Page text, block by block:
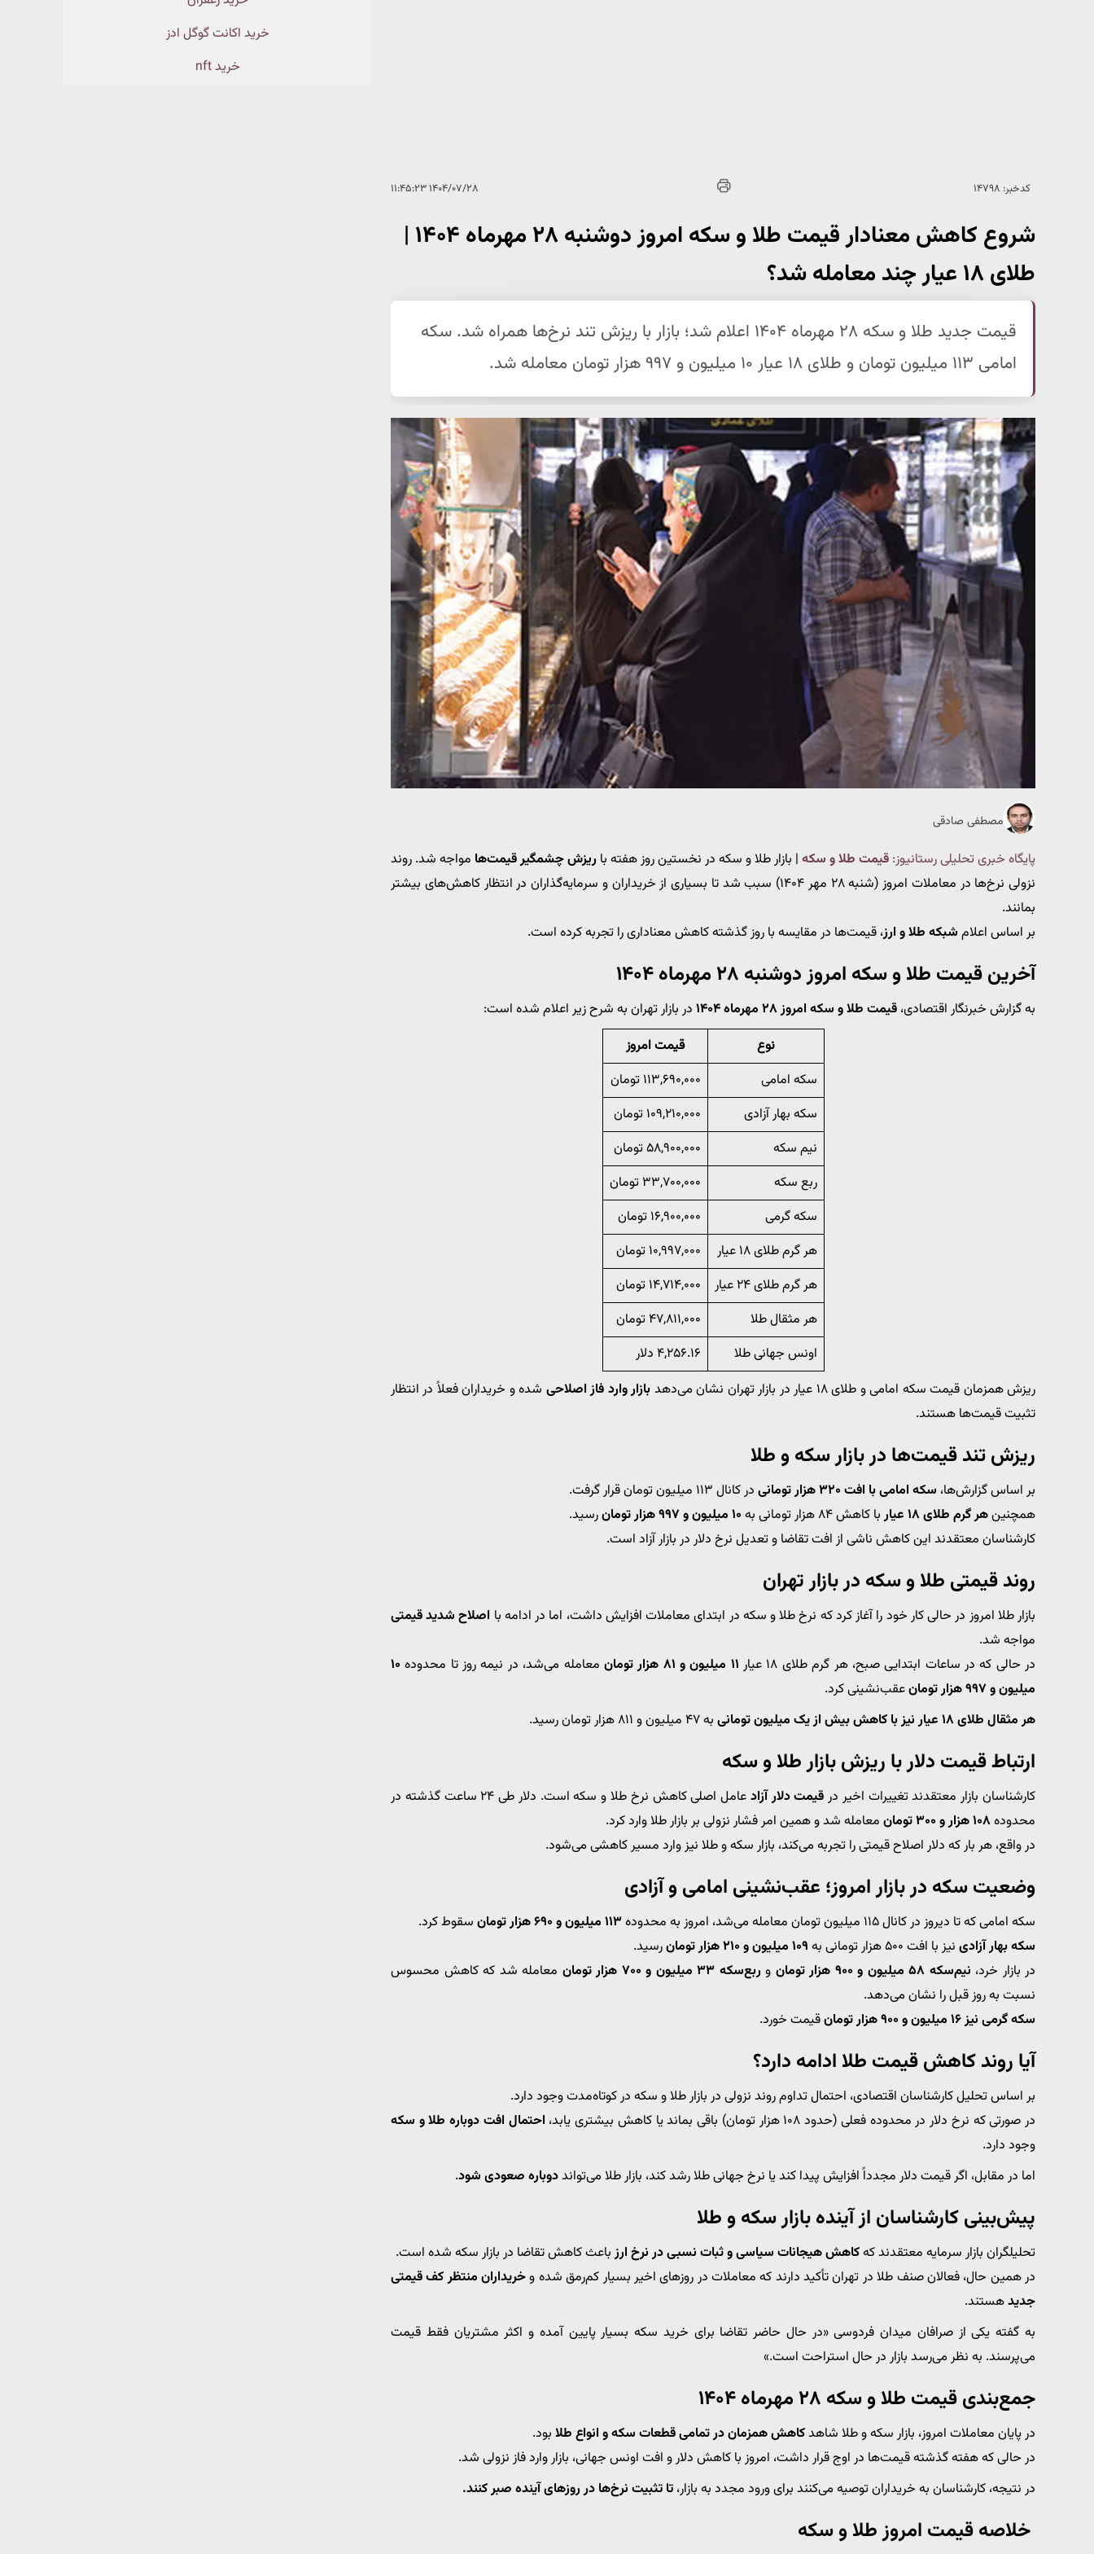
کدخبر: ۱۴۷۹۸ ۱۴۰۴/۰۷/۲۸ ۱۱:۴۵:۲۳
شروع کاهش معنادار قیمت طلا و سکه امروز دوشنبه ۲۸ مهرماه ۱۴۰۴ |
طلای ۱۸ عیار چند معامله شد؟
قیمت جدید طلا و سکه ۲۸ مهرماه ۱۴۰۴ اعلام شد؛ بازار با ریزش تند نرخ‌ها همراه شد. سکه
امامی ۱۱۳ میلیون تومان و طلای ۱۸ عیار ۱۰ میلیون و ۹۹۷ هزار تومان معامله شد.
مصطفی صادقی
پایگاه خبری تحلیلی رستانیوز: قیمت طلا و سکه | بازار طلا و سکه در نخستین روز هفته با ریزش چشمگیر قیمت‌ها مواجه شد. روند
نزولی نرخ‌ها در معاملات امروز (شنبه ۲۸ مهر ۱۴۰۴) سبب شد تا بسیاری از خریداران و سرمایه‌گذاران در انتظار کاهش‌های بیشتر
بمانند.
بر اساس اعلام شبکه طلا و ارز، قیمت‌ها در مقایسه با روز گذشته کاهش معناداری را تجربه کرده است.
آخرین قیمت طلا و سکه امروز دوشنبه ۲۸ مهرماه ۱۴۰۴
به گزارش خبرنگار اقتصادی، قیمت طلا و سکه امروز ۲۸ مهرماه ۱۴۰۴
در بازار تهران به شرح زیر اعلام شده است:
نوع
قیمت امروز
سکه امامی
۱۱۳,۶۹۰,۰۰۰ تومان
سکه بهار آزادی
۱۰۹,۲۱۰,۰۰۰ تومان
نیم سکه
۵۸,۹۰۰,۰۰۰ تومان
ربع سکه
۳۳,۷۰۰,۰۰۰ تومان
سکه گرمی
۱۶,۹۰۰,۰۰۰ تومان
هر گرم طلای ۱۸ عیار
۱۰,۹۹۷,۰۰۰ تومان
هر گرم طلای ۲۴ عیار
۱۴,۷۱۴,۰۰۰ تومان
هر مثقال طلا
۴۷,۸۱۱,۰۰۰ تومان
اونس جهانی طلا
۴,۲۵۶.۱۶ دلار
ریزش همزمان قیمت سکه امامی و طلای ۱۸ عیار در بازار تهران نشان می‌دهد
بازار وارد فاز اصلاحی شده و خریداران فعلاً در انتظار
تثبیت قیمت‌ها هستند.
ریزش تند قیمت‌ها در بازار سکه و طلا
بر اساس گزارش‌ها، سکه امامی با افت ۳۲۰ هزار تومانی
در کانال ۱۱۳ میلیون تومان قرار گرفت.
همچنینهر گرم طلای ۱۸ عیار با کاهش ۸۴ هزار تومانی به ۱۰ میلیون و ۹۹۷ هزار تومان
رسید.
کارشناسان معتقدند این کاهش ناشی از افت تقاضا و تعدیل نرخ دلار در بازار آزاد است.
روند قیمتی طلا و سکه در بازار تهران
بازار طلا امروز در حالی کار خود را آغاز کرد که نرخ طلا و سکه در ابتدای معاملات افزایش داشت، اما در ادامه با اصلاح شدید قیمتی
مواجه شد.
در حالی که در ساعات ابتدایی صبح، هر گرم طلای ۱۸ عیار
۱۱ میلیون و ۸۱ هزار تومان معامله می‌شد، در نیمه روز تا محدوده ۱۰
میلیون و ۹۹۷ هزار تومان
عقب‌نشینی کرد.
هر مثقال طلای ۱۸ عیار نیز با کاهش بیش از یک میلیون تومانی
به ۴۷ میلیون و ۸۱۱ هزار تومان رسید.
ارتباط قیمت دلار با ریزش بازار طلا و سکه
کارشناسان بازار معتقدند تغییرات اخیر در قیمت دلار آزاد
عامل اصلی کاهش نرخ طلا و سکه است. دلار طی ۲۴ ساعت گذشته در
محدوده۱۰۸ هزار و ۳۰۰ تومان
معامله شد و همین امر فشار نزولی بر بازار طلا وارد کرد.
در واقع، هر بار که دلار اصلاح قیمتی را تجربه می‌کند، بازار سکه و طلا نیز وارد مسیر کاهشی می‌شود.
وضعیت سکه در بازار امروز؛ عقب‌نشینی امامی و آزادی
سکه امامی که تا دیروز در کانال ۱۱۵ میلیون تومان معامله می‌شد، امروز به محدوده ۱۱۳ میلیون و ۶۹۰ هزار تومان
سقوط کرد.
سکه بهار آزادی نیز با افت ۵۰۰ هزار تومانی به ۱۰۹ میلیون و ۲۱۰ هزار تومان
رسید.
در بازار خرد، نیم‌سکه ۵۸ میلیون و ۹۰۰ هزار تومان وربع‌سکه ۳۳ میلیون و ۷۰۰ هزار تومان
معامله شد که کاهش محسوس
نسبت به روز قبل را نشان می‌دهد.
سکه گرمی نیز ۱۶ میلیون و ۹۰۰ هزار تومان
قیمت خورد.
آیا روند کاهش قیمت طلا ادامه دارد؟
بر اساس تحلیل کارشناسان اقتصادی، احتمال تداوم روند نزولی در بازار طلا و سکه در کوتاه‌مدت وجود دارد.
در صورتی که نرخ دلار در محدوده فعلی (حدود ۱۰۸ هزار تومان) باقی بماند یا کاهش بیشتری یابد،
احتمال افت دوباره طلا و سکه
وجود دارد.
اما در مقابل، اگر قیمت دلار مجدداً افزایش پیدا کند یا نرخ جهانی طلا رشد کند، بازار طلا می‌توانددوباره صعودی شود.
پیش‌بینی کارشناسان از آینده بازار سکه و طلا
تحلیلگران بازار سرمایه معتقدند کهکاهش هیجانات سیاسی و ثبات نسبی در نرخ ارزباعث کاهش تقاضا در بازار سکه شده است.
در همین حال، فعالان صنف طلا در تهران تأکید دارند که معاملات در روزهای اخیر بسیار کم‌رمق شده وخریداران منتظر کف قیمتی
جدیدهستند.
به گفته یکی از صرافان میدان فردوسی «در حال حاضر تقاضا برای خرید سکه بسیار پایین آمده و اکثر مشتریان فقط قیمت
می‌پرسند. به نظر می‌رسد بازار در حال استراحت است.»
جمع‌بندی قیمت طلا و سکه ۲۸ مهرماه ۱۴۰۴
در پایان معاملات امروز، بازار سکه و طلا شاهدکاهش همزمان در تمامی قطعات سکه و انواع طلا بود.
در حالی که هفته گذشته قیمت‌ها در اوج قرار داشت، امروز با کاهش دلار و افت اونس جهانی، بازار وارد فاز نزولی شد.
در نتیجه، کارشناسان به خریداران توصیه می‌کنند برای ورود مجدد به بازار، تا تثبیت نرخ‌ها در روزهای آینده صبر کنند.
خلاصه قیمت امروز طلا و سکه
خرید اکانت گوگل ادز
خرید nft